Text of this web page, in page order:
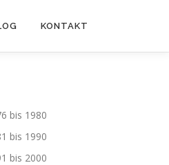
KONTAKT
bis 1980
bis 1990
bis 2000